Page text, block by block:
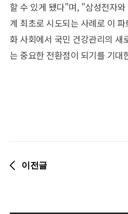
할 수 있게 됐다"며, "삼성전자와
계 최초로 시도되는 사례로 이
화 사회에서 국민 건강관리의 새
는 중요한 전환점이 되기를 기대
이전글